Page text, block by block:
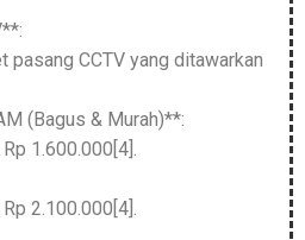
pasang CCTV yang ditawarkan
(Bagus & Murah)**:
1.600.000[4].
2.100.000[4].